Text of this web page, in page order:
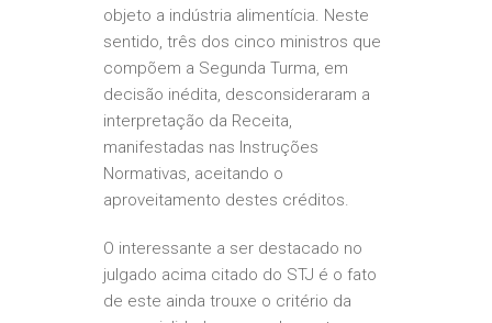
objeto a indústria alimentícia. Neste
sentido, três dos cinco ministros que
compõem a Segunda Turma, em
decisão inédita, desconsideraram a
interpretação da Receita,
manifestadas nas Instruções
Normativas, aceitando o
aproveitamento destes créditos.
O interessante a ser destacado no
julgado acima citado do STJ é o fato
de este ainda trouxe o critério da